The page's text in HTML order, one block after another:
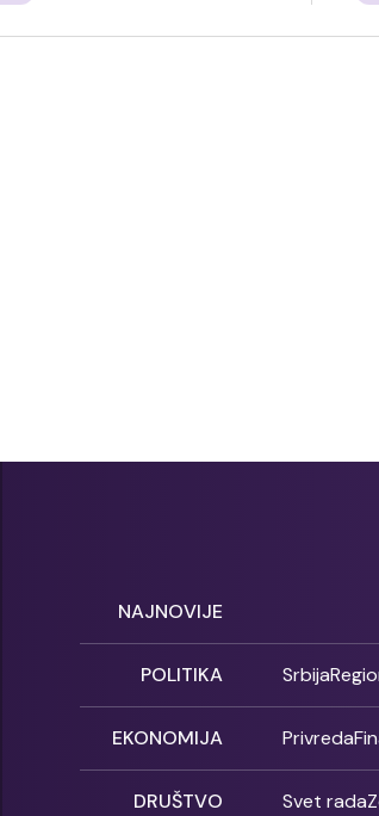
NAJNOVIJE
POLITIKA Srbija
EKONOMIJA Privreda
DRUŠTVO Svet rada